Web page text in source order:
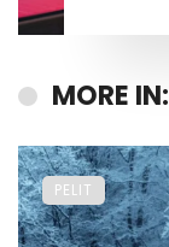
MORE IN:
PELIT